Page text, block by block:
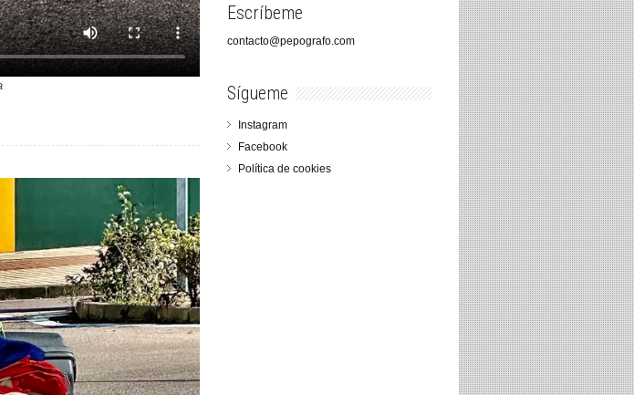
Escríbeme
contacto@pepografo.com
Sígueme
Instagram
Facebook
Política de cookies